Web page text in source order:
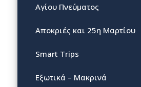
Αγίου Πνεύματος
Αποκριές και 25η Μαρτίου
Smart Trips
Εξωτικά – Μακρινά